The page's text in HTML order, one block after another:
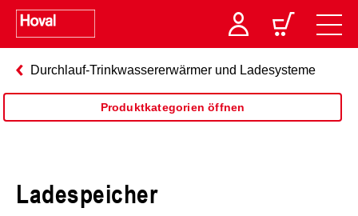
Durchlauf-Trinkwassererwärmer und Ladesysteme
Produktkategorien öffnen
Ladespeicher